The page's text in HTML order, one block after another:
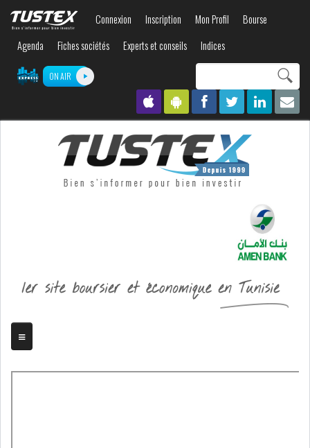
contenu
Connexion Inscription Mon Profil
Bourse
Agenda
Fiches sociétés Experts et conseils Indices
ON AIR
recherche